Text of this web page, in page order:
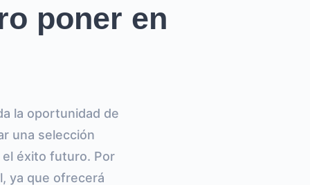
poner en
la oportunidad de
una selección
éxito futuro. Por
ya que ofrecerá